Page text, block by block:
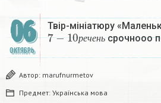
06
ОКТЯБРЬ
Твір-мініатюру
р е ч е н ь
7−10речень
срочнооо
Автор: marufnurmetov
Предмет: Українська мова